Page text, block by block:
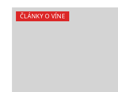
ČLÁNKY O VÍNE